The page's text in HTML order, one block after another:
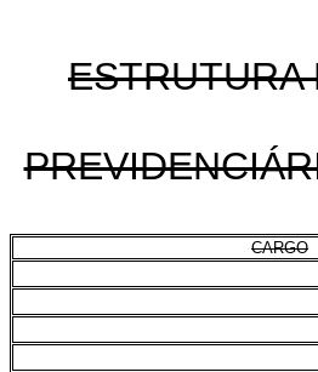
ESTRUTURA
CARGO